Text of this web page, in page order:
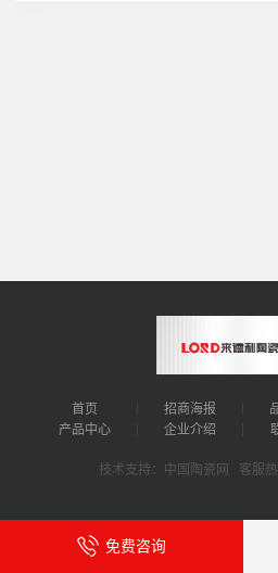
首页 招商海报
产品中心
企业介绍
技术支持：中国陶瓷网 客服
免费咨询